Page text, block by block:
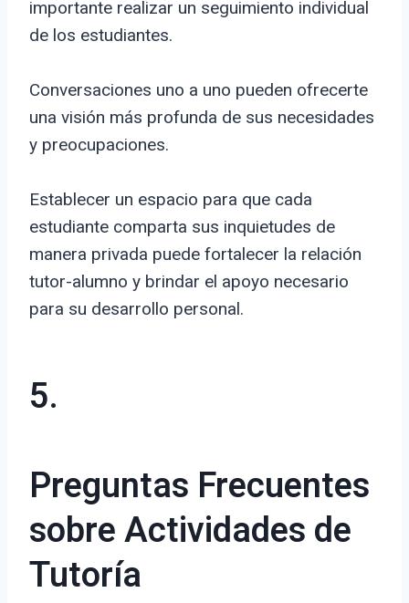
importante realizar un seguimiento individual
de los estudiantes.
Conversaciones uno a uno pueden ofrecerte
una visión más profunda de sus necesidades
y preocupaciones.
Establecer un espacio para que cada
estudiante comparta sus inquietudes de
manera privada puede fortalecer la relación
tutor-alumno y brindar el apoyo necesario
para su desarrollo personal.
5.
Preguntas Frecuentes
sobre Actividades de
Tutoría